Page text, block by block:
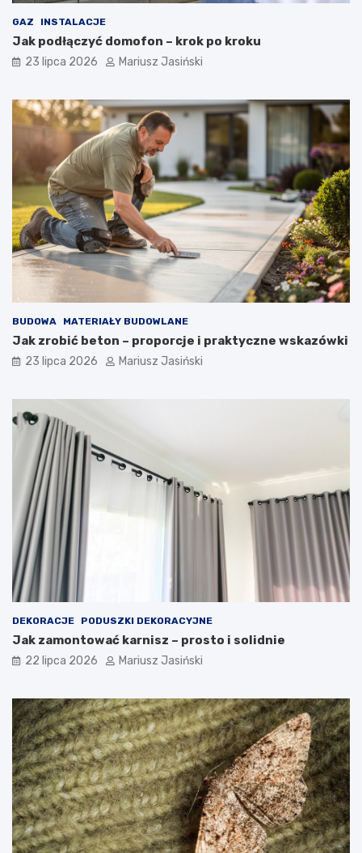
GAZ INSTALACJE
Jak podłączyć domofon – krok po kroku
23 lipca 2026 Mariusz Jasiński
BUDOWA MATERIAŁY BUDOWLANE
Jak zrobić beton – proporcje i praktyczne wskazówki
23 lipca 2026 Mariusz Jasiński
DEKORACJE PODUSZKI DEKORACYJNE
Jak zamontować karnisz – prosto i solidnie
22 lipca 2026 Mariusz Jasiński